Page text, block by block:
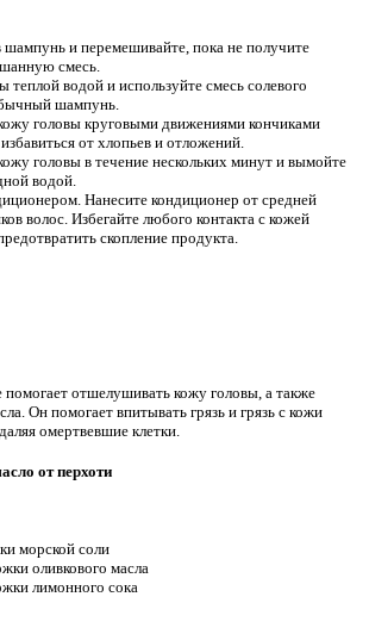
шампунь и перемешивайте, пока не получите
смесь.
водой и используйте смесь солевого
шампунь.
головы круговыми движениями кончиками
от хлопьев и отложений.
головы в течение нескольких минут и вымойте
водой.
Нанесите кондиционер от средней
волос. Избегайте любого контакта с кожей
скопление продукта.
отшелушивать кожу головы, а также
Он помогает впитывать грязь и грязь с кожи
омертвевшие клетки.
от перхоти
морской соли
оливкового масла
лимонного сока